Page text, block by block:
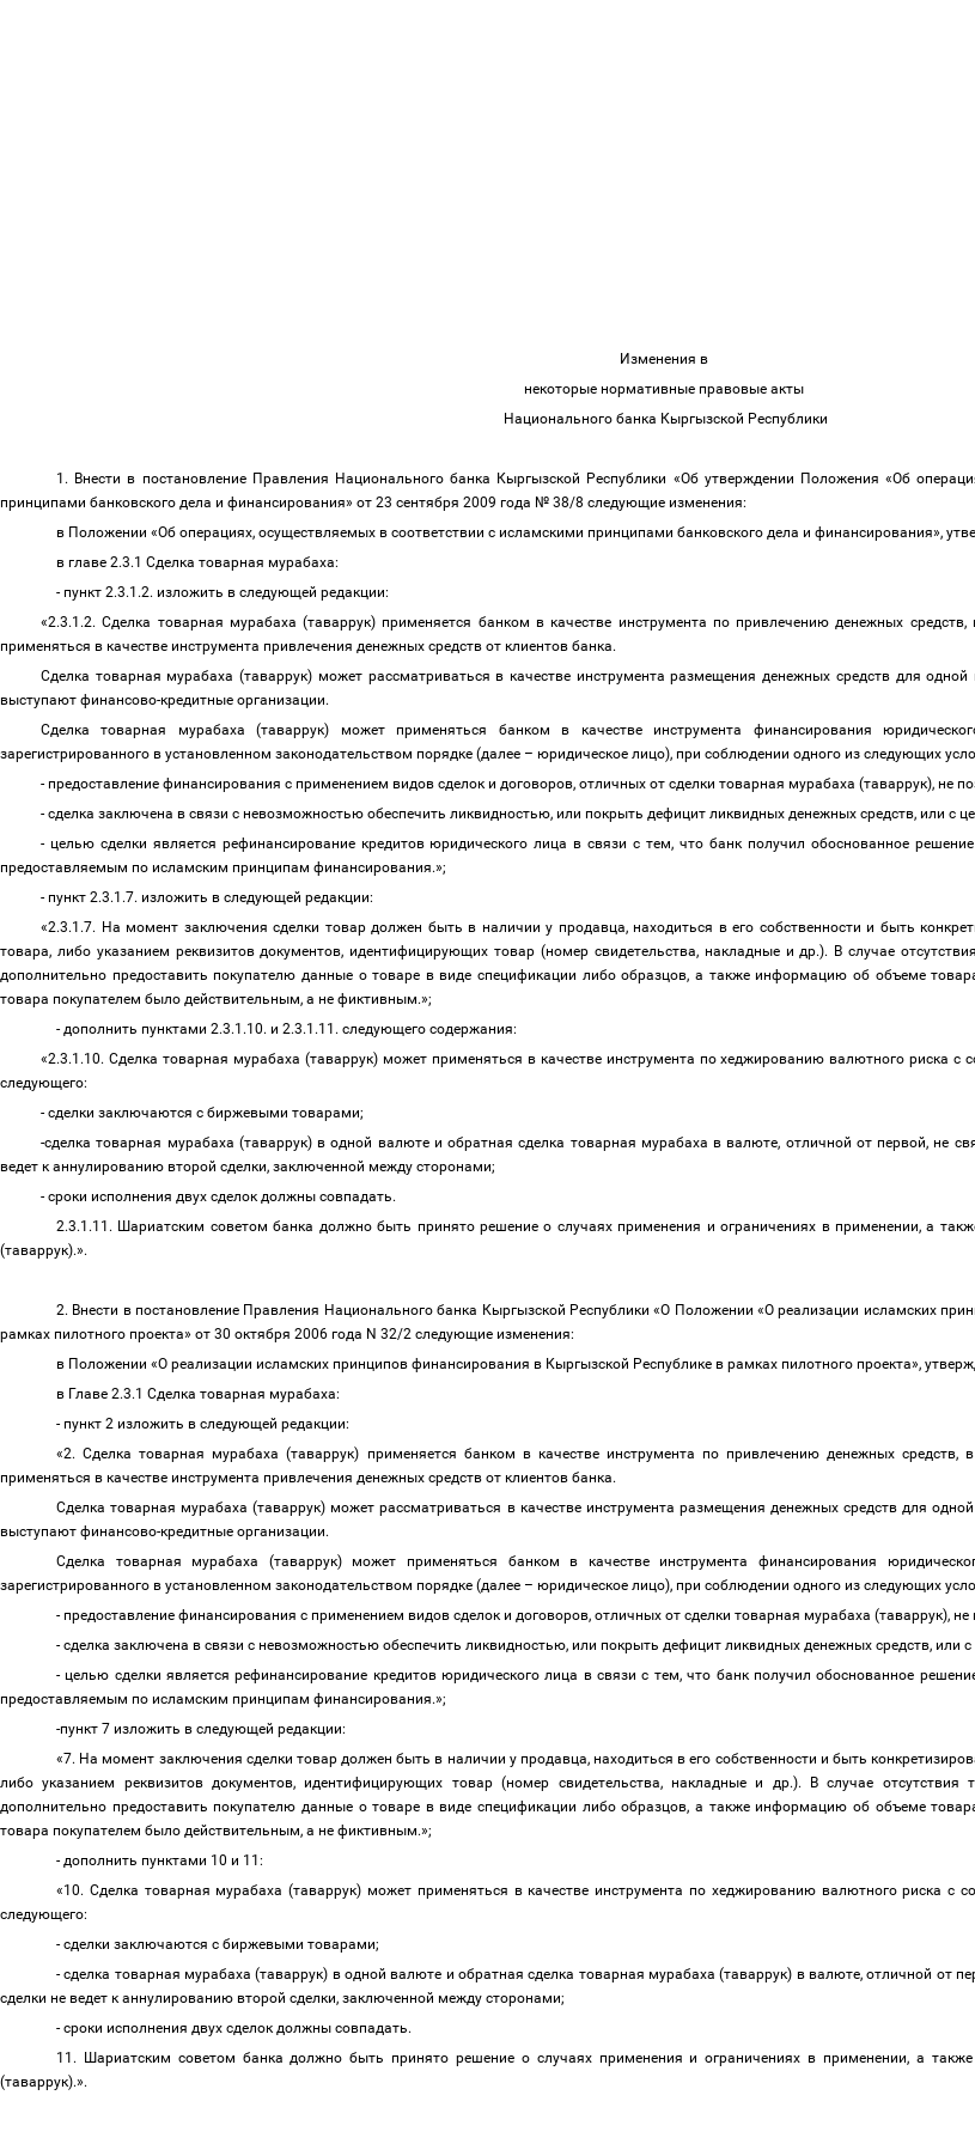
Изменения в
некоторые нормативные правовые акты
Национального банка Кыргызской Республики
1. Внести в постановление Правления Национального банка Кыргызской Республики «Об утверждении Положения «Об
принципами банковского дела и финансирования» от 23 сентября 2009 года № 38/8 следующие изменения:
в Положении «Об операциях, осуществляемых в соответствии с исламскими принципами банковского дела и финансирования»,
в главе 2.3.1 Сделка товарная мурабаха:
- пункт 2.3.1.2. изложить в следующей редакции:
«2.3.1.2. Сделка товарная мурабаха (таваррук) применяется банком в качестве инструмента по привлечению денежных
применяться в качестве инструмента привлечения денежных средств от клиентов банка.
Сделка товарная мурабаха (таваррук) может рассматриваться в качестве инструмента размещения денежных средств для одной
выступают финансово-кредитные организации.
Сделка товарная мурабаха (таваррук)
может применяться банком в качестве инструмента финансирования
зарегистрированного в установленном законодательством порядке (далее – юридическое лицо), при соблюдении одного из следующих
- предоставление финансирования с применением видов сделок и договоров, отличных от сделки товарная мурабаха (таваррук), не
- сделка заключена в связи с невозможностью обеспечить ликвидностью, или покрыть дефицит ликвидных денежных средств, или с
- целью сделки является рефинансирование кредитов юридического лица в связи с тем, что банк получил обоснованное
предоставляемым по исламским принципам финансирования.»;
- пункт 2.3.1.7. изложить в следующей редакции:
«2.3.1.7. На момент заключения сделки товар должен быть в наличии у продавца, находиться в его собственности и быть
товара, либо указанием реквизитов документов, идентифицирующих товар (номер свидетельства, накладные и др.). В случае
дополнительно предоставить покупателю данные о товаре в виде спецификации либо образцов, а также информацию об объеме
товара покупателем было действительным, а не фиктивным.»;
- дополнить пунктами 2.3.1.10. и 2.3.1.11. следующего содержания:
«2.3.1.10. Сделка товарная мурабаха (таваррук) может применяться в качестве инструмента по хеджированию валютного риска с
следующего:
- сделки заключаются с биржевыми товарами;
-сделка товарная мурабаха (таваррук) в одной валюте и обратная сделка товарная мурабаха в валюте, отличной от первой, не
ведет к аннулированию второй сделки, заключенной между сторонами;
- сроки исполнения двух сделок должны совпадать.
2.3.1.11. Шариатским советом банка должно быть принято решение о случаях применения и ограничениях в применении, а
(таваррук).».
2. Внести в постановление Правления Национального банка Кыргызской Республики «О Положении «О реализации исламских
рамках пилотного проекта» от 30 октября 2006 года N 32/2 следующие изменения:
в Положении «О реализации исламских принципов финансирования в Кыргызской Республике в рамках пилотного проекта»,
в Главе 2.3.1 Сделка товарная мурабаха:
- пункт 2 изложить в следующей редакции:
«2. Сделка товарная мурабаха (таваррук) применяется банком в качестве инструмента по привлечению денежных
применяться в качестве инструмента привлечения денежных средств от клиентов банка.
Сделка товарная мурабаха (таваррук) может рассматриваться в качестве инструмента размещения денежных средств для
выступают финансово-кредитные организации.
Сделка товарная мурабаха (таваррук)
может применяться банком в качестве инструмента финансирования
зарегистрированного в установленном законодательством порядке (далее – юридическое лицо), при соблюдении одного из следующих
- предоставление финансирования с применением видов сделок и договоров, отличных от сделки товарная мурабаха (таваррук),
- сделка заключена в связи с невозможностью обеспечить ликвидностью, или покрыть дефицит ликвидных денежных средств, или
- целью сделки является рефинансирование кредитов юридического лица в связи с тем, что банк получил обоснованное
предоставляемым по исламским принципам финансирования.»;
-пункт 7 изложить в следующей редакции:
«7. На момент заключения сделки товар должен быть в наличии у продавца, находиться в его собственности и быть
либо указанием реквизитов документов, идентифицирующих товар (номер свидетельства, накладные и др.). В случае
дополнительно предоставить покупателю данные о товаре в виде спецификации либо образцов, а также информацию об объеме
товара покупателем было действительным, а не фиктивным.»;
- дополнить пунктами 10 и 11:
«10. Сделка товарная мурабаха (таваррук) может применяться в качестве инструмента по хеджированию валютного риска с
следующего:
- сделки заключаются с биржевыми товарами;
- сделка товарная мурабаха (таваррук) в одной валюте и обратная сделка товарная мурабаха (таваррук) в валюте, отличной от
сделки не ведет к аннулированию второй сделки, заключенной между сторонами;
- сроки исполнения двух сделок должны совпадать.
11. Шариатским советом банка должно быть принято решение о случаях применения и ограничениях в применении, а
(таваррук).».